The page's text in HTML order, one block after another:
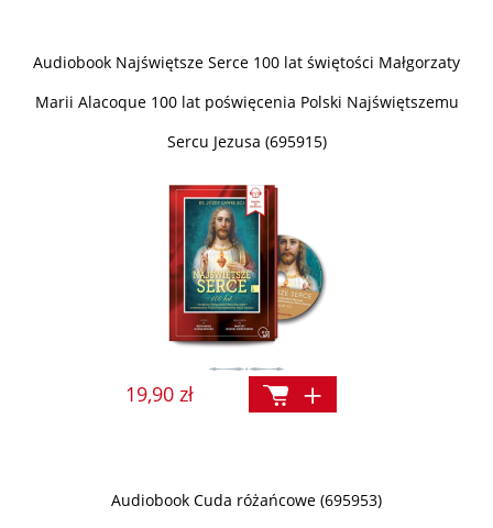
Audiobook Najświętsze Serce 100 lat świętości Małgorzaty
Marii Alacoque 100 lat poświęcenia Polski Najświętszemu
Sercu Jezusa (695915)
19,90 zł
Audiobook Cuda różańcowe (695953)